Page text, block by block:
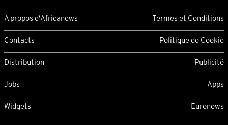
A propos d'Africanews Termes et Conditions
Contacts Politique de Cookie
Distribution Publicité
Jobs Apps
Widgets Euronews